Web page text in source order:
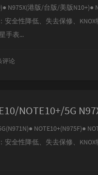
N975X(港版/台版/美版N10+)●
全性降低、失去保修、
手表...
评论
NOTE10+(N975F)●
全性降低、失去保修、